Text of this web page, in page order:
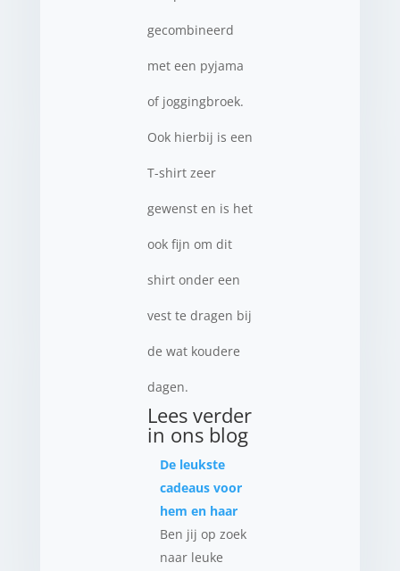
gecombineerd
met een pyjama
of joggingbroek.
Ook hierbij is een
T-shirt zeer
gewenst en is het
ook fijn om dit
shirt onder een
vest te dragen bij
de wat koudere
dagen.
Lees verder
in ons blog
De leukste
cadeaus voor
hem en haar
Ben jij op zoek
naar leuke